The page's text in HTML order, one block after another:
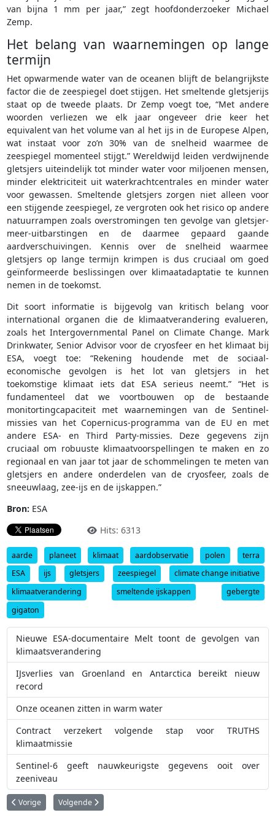
van bijna 1 mm per jaar,” zegt hoofdonderzoeker Michael
Zemp.
Het belang van waarnemingen op lange
termijn
Het opwarmende water van de oceanen blijft de belangrijkste
factor die de zeespiegel doet stijgen. Het smeltende gletsjerijs
staat op de tweede plaats. Dr Zemp voegt toe, “Met andere
woorden verliezen we elk jaar ongeveer drie keer het
equivalent van het volume van al het ijs in de Europese Alpen,
wat instaat voor zo’n 30% van de snelheid waarmee de
zeespiegel momenteel stijgt.” Wereldwijd leiden verdwijnende
gletsjers uiteindelijk tot minder water voor miljoenen mensen,
minder elektriciteit uit waterkrachtcentrales en minder water
voor gewassen. Smeltende gletsjers zorgen niet alleen voor
een stijgende zeespiegel, ze vergroten ook het risico op andere
natuurrampen zoals overstromingen ten gevolge van gletsjer-
meer-uitbarstingen en de daarmee gepaard gaande
aardverschuivingen. Kennis over de snelheid waarmee
gletsjers op lange termijn krimpen is dus cruciaal om goed
geïnformeerde beslissingen over klimaatadaptatie te kunnen
nemen in de toekomst.
Dit soort informatie is bijgevolg van kritisch belang voor
international organen die de klimaatverandering evalueren,
zoals het Intergovernmental Panel on Climate Change. Mark
Drinkwater, Senior Advisor voor de cryosfeer en het klimaat bij
ESA, voegt toe: “Rekening houdende met de sociaal-
economische gevolgen is het lot van gletsjers in het
toekomstige klimaat iets dat ESA serieus neemt.” “Het is
fundamenteel dat we voortbouwen op de bestaande
monitortingcapaciteit met waarnemingen van de Sentinel-
missies van het Copernicus-programma van de EU en met
andere ESA- en Third Party-missies. Deze gegevens zijn
cruciaal om robuuste klimaatvoorspellingen te maken en zo
regionaal en van jaar tot jaar de schommelingen te meten van
gletsjers en andere onderdelen van de cryosfeer, zoals de
sneeuwlaag, zee-ijs en de ijskappen.”
Bron: ESA
Hits: 6313
aarde planeet klimaat aardobservatie polen
terra
ESA
ijs gletsjers zeespiegel
climate change initiative
klimaatverandering
smeltende ijskappen
gebergte
gigaton
Nieuwe ESA-documentaire Melt toont de gevolgen van
klimaatsverandering
IJsverlies van Groenland en Antarctica bereikt nieuw
record
Onze oceanen zitten in warm water
Contract verzekert volgende stap voor TRUTHS
klimaatmissie
Sentinel-6 geeft nauwkeurigste gegevens ooit over
zeeniveau
Vorig artikel: Grote inslagkrater ontdekt onder ijskap van Groenland
Vorige Volgende artikel: Groen licht voor Nederlands aerosol-
Volgende